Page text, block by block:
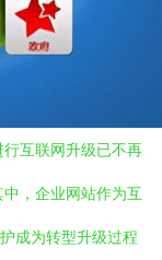
互联网升级已不再
，企业网站作为互
成为转型升级过程